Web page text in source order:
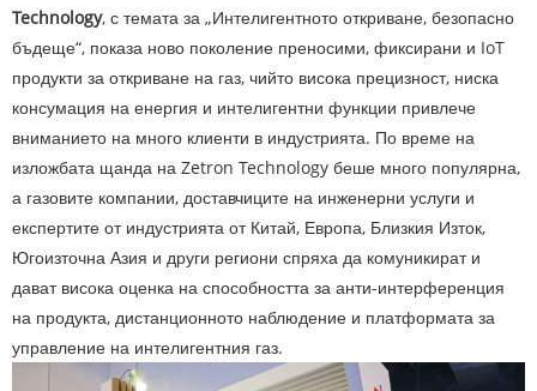
Technology, с темата за „Интелигентното откриване, безопасно
бъдеще“, показа ново поколение преносими, фиксирани и IoT
продукти за откриване на газ, чийто висока прецизност, ниска
консумация на енергия и интелигентни функции привлече
вниманието на много клиенти в индустрията. По време на
изложбата щанда на Zetron Technology беше много популярна,
а газовите компании, доставчиците на инженерни услуги и
експертите от индустрията от Китай, Европа, Близкия Изток,
Югоизточна Азия и други региони спряха да комуникират и
дават висока оценка на способността за анти-интерференция
на продукта, дистанционното наблюдение и платформата за
управление на интелигентния газ.